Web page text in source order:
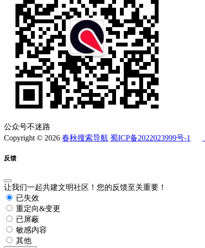
公众号不迷路
Copyright © 2026 春秋搜索导航 蜀ICP备2022023999号-1
反馈
让我们一起共建文明社区！您的反馈至关重要！
已失效
重定向&变更
已屏蔽
敏感内容
其他